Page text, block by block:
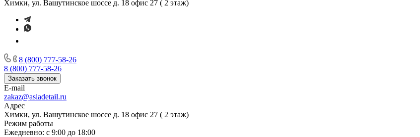
Химки, ул. Вашутинское шоссе д. 18 офис 27 ( 2 этаж)
8 (800) 777-58-26
8 (800) 777-58-26
Заказать звонок
E-mail
zakaz@asiadetail.ru
Адрес
Химки, ул. Вашутинское шоссе д. 18 офис 27 ( 2 этаж)
Режим работы
Ежедневно: с 9:00 до 18:00